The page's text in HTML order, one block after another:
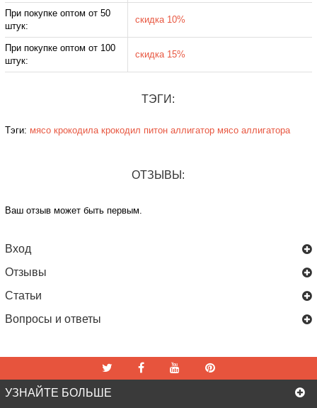
При покупке оптом от 50
штук:
скидка 10%
При покупке оптом от 100
штук:
скидка 15%
ТЭГИ:
Тэги: мясо крокодила крокодил питон аллигатор мясо аллигатора
ОТЗЫВЫ:
Ваш отзыв может быть первым.
Вход
Отзывы
Статьи
Вопросы и ответы
УЗНАЙТЕ БОЛЬШЕ